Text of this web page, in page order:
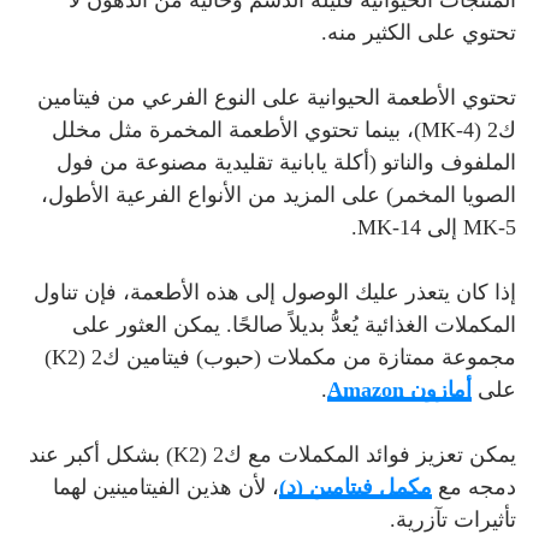
تحتوي على الكثير منه.
تحتوي الأطعمة الحيوانية على النوع الفرعي من فيتامين
ك2 (MK-4)، بينما تحتوي الأطعمة المخمرة مثل مخلل
الملفوف والناتو (أكلة يابانية تقليدية مصنوعة من فول
الصويا المخمر) على المزيد من الأنواع الفرعية الأطول،
MK-5 إلى MK-14.
إذا كان يتعذر عليك الوصول إلى هذه الأطعمة، فإن تناول
المكملات الغذائية يُعدُّ بديلاً صالحًا. يمكن العثور على
مجموعة ممتازة من مكملات (حبوب) فيتامين ك2 (K2)
على أمازون Amazon .
يمكن تعزيز فوائد المكملات مع ك2 (K2) بشكل أكبر عند
دمجه مع مكمل فيتامين (د)، لأن هذين الفيتامينين لهما
تأثيرات تآزرية.